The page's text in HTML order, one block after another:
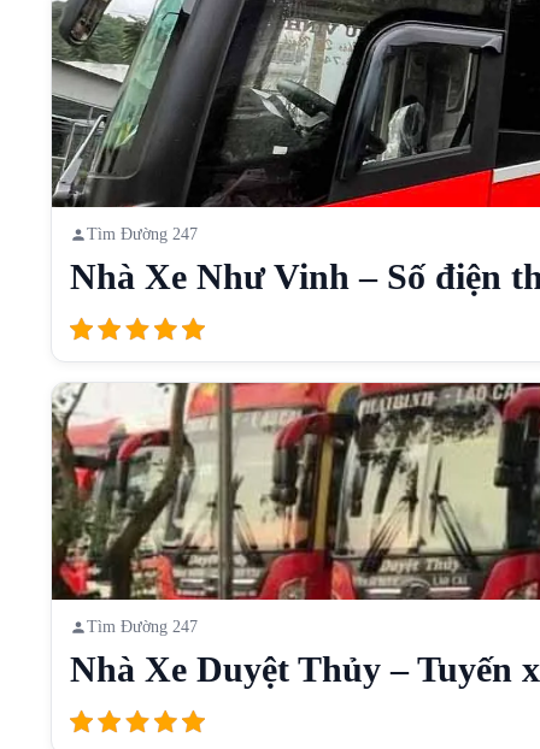
Tìm Đường 247
Nhà Xe Như Vinh – Số điện
Tìm Đường 247
Nhà Xe Duyệt Thủy – Tuyến